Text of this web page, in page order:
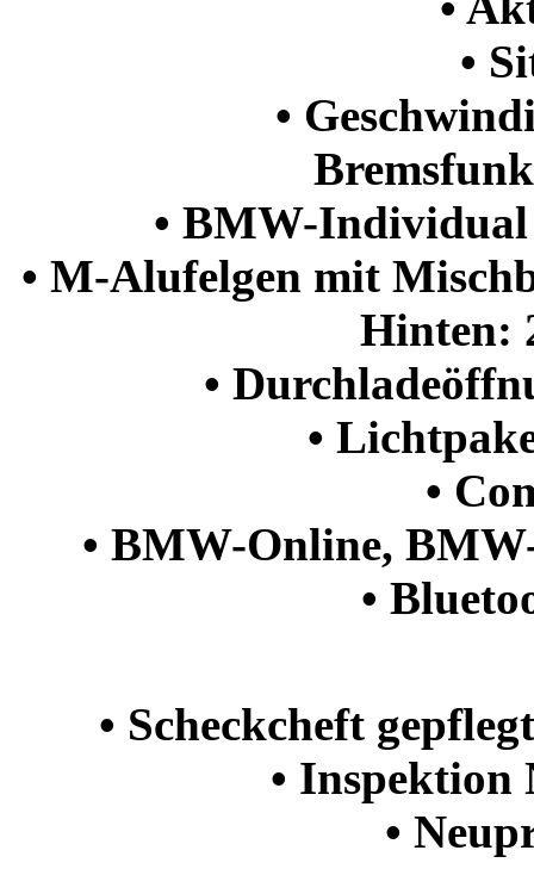
•
•
• BMW-
• M-Alufelgen mit
Hinten:
•
•
•
• BMW-Online,
•
• Scheckcheft
• Inspektion
•